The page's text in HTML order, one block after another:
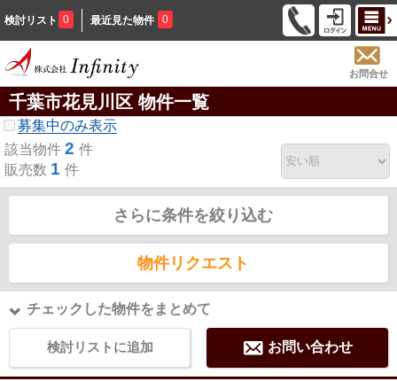
検討リスト 0 最近見た物件 0
お問合せ
千葉市花見川区 物件一覧
募集中のみ表示
該当物件 2 件
販売数 1 件
さらに条件を絞り込む
物件リクエスト
チェックした物件をまとめて
検討リストに追加 お問い合わせ